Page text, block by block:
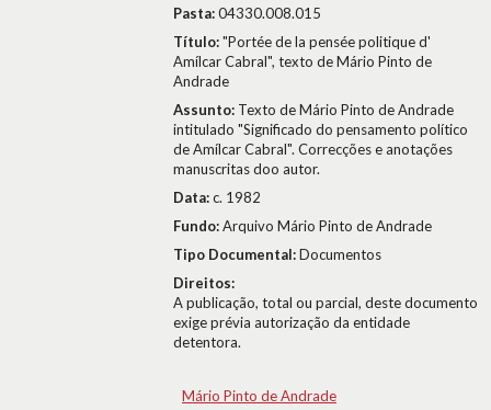
Pasta:04330.008.015
Título:"Portée de la pensée politique d'
Amílcar Cabral", texto de Mário Pinto de
Andrade
Assunto: Texto de Mário Pinto de Andrade
intitulado "Significado do pensamento político
de Amílcar Cabral". Correcções e anotações
manuscritas doo autor.
Data:c. 1982
Fundo:Arquivo Mário Pinto de Andrade
Tipo Documental:Documentos
Direitos:
A publicação, total ou parcial, deste documento
exige prévia autorização da entidade
detentora.
Mário Pinto de Andrade